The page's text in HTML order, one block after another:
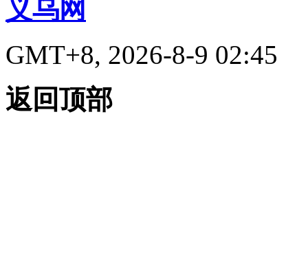
义乌网
GMT+8, 2026-8-9 02:45
返回顶部